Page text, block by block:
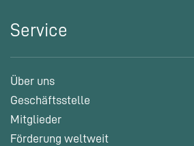
Service
Über uns
Geschäftsstelle
Mitglieder
Förderung weltweit